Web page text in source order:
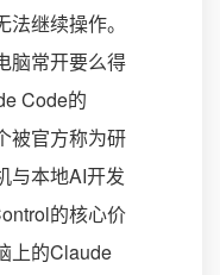
继续操作。
脑常开要么得
Code的
官方称为研
与本地AI开发
的核心价
上的Claude